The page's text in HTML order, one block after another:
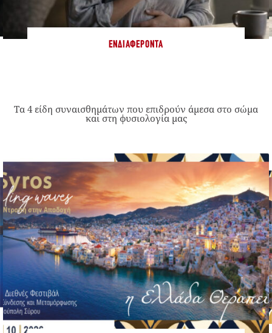
ΕΝΔΙΑΦΈΡΟΝΤΑ
Τα 4 είδη συναισθημάτων που επιδρούν άμεσα στο σώμα
και στη φυσιολογία μας